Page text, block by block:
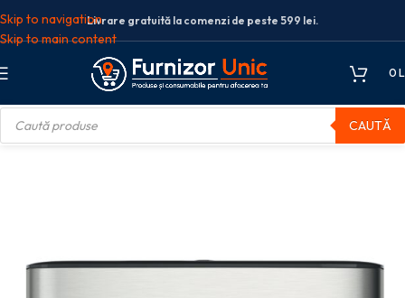
Skip to navigation
Skip to main content
Livrare gratuită la comenzi de peste 599 lei.
0
CAUTĂ
Igienica